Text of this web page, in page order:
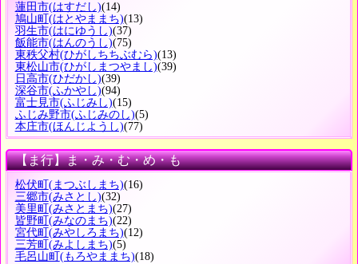
蓮田市(はすだし)(14)
鳩山町 (はとやままち)(13)
羽生市(はにゆうし)(37)
飯能市(はんのうし)(75)
東秩父村(ひがしちちぶむら)(13)
東松山市(ひがしまつやまし)(39)
日高市(ひだかし)(39)
深谷市(ふかやし)(94)
富士見市(ふじみし)(15)
ふじみ野市(ふじみのし)(5)
本庄市(ほんじようし)(77)
【ま行】ま・み・む・め・も
松伏町 (まつぶしまち)(16)
三郷市(みさとし)(32)
美里町 (みさとまち)(27)
皆野町 (みなのまち)(22)
宮代町 (みやしろまち)(12)
三芳町 (みよしまち)(5)
毛呂山町 (もろやままち)(18)